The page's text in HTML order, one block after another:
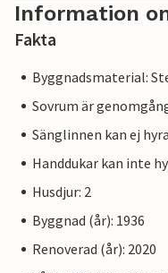
Information
Fakta
Byggnadsmaterial:
Sovrum är
Sänglinnen kan ej
Handdukar kan inte
Husdjur: 2
Byggnad (år): 1936
Renoverad (år): 2020